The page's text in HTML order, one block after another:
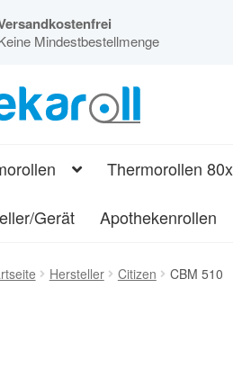
Mindestbestellmenge
Thermorollen
Gerät Apothekenrollen
Hersteller Citizen CBM 510